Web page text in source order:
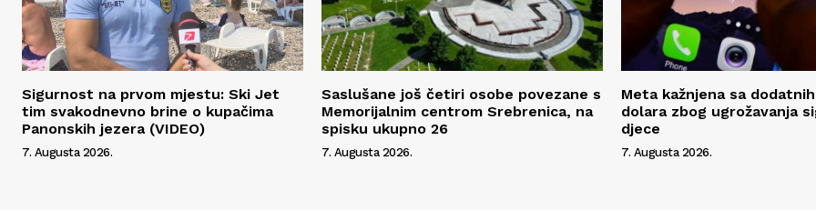
Sigurnost na prvom mjestu: Ski Jet
tim svakodnevno brine o kupačima
Panonskih jezera (VIDEO)
7. Augusta 2026.
Saslušane još četiri osobe povezane s
Memorijalnim centrom Srebrenica, na
spisku ukupno 26
7. Augusta 2026.
Meta kažnjena sa
dolara zbog ugrožavanja
djece
7. Augusta 2026.